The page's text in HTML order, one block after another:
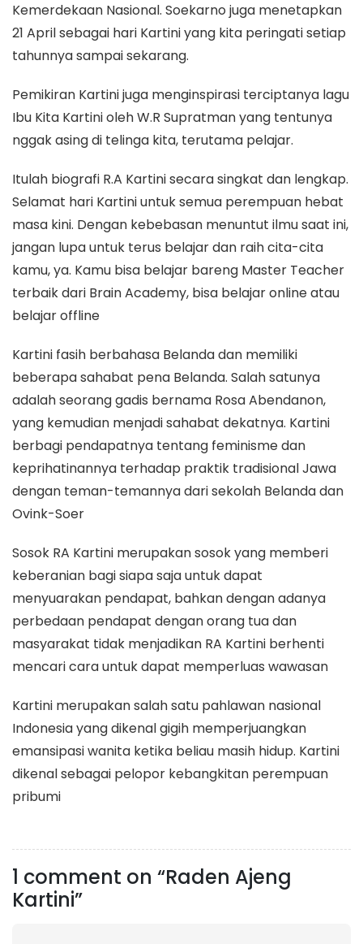
Kemerdekaan Nasional. Soekarno juga menetapkan
21 April sebagai hari Kartini yang kita peringati setiap
tahunnya sampai sekarang.
Pemikiran Kartini juga menginspirasi terciptanya lagu
Ibu Kita Kartini oleh W.R Supratman yang tentunya
nggak asing di telinga kita, terutama pelajar.
Itulah biografi R.A Kartini secara singkat dan lengkap.
Selamat hari Kartini untuk semua perempuan hebat
masa kini. Dengan kebebasan menuntut ilmu saat ini,
jangan lupa untuk terus belajar dan raih cita-cita
kamu, ya. Kamu bisa belajar bareng Master Teacher
terbaik dari Brain Academy, bisa belajar online atau
belajar offline
Kartini fasih berbahasa Belanda dan memiliki
beberapa sahabat pena Belanda. Salah satunya
adalah seorang gadis bernama Rosa Abendanon,
yang kemudian menjadi sahabat dekatnya. Kartini
berbagi pendapatnya tentang feminisme dan
keprihatinannya terhadap praktik tradisional Jawa
dengan teman-temannya dari sekolah Belanda dan
Ovink-Soer
Sosok RA Kartini merupakan sosok yang memberi
keberanian bagi siapa saja untuk dapat
menyuarakan pendapat, bahkan dengan adanya
perbedaan pendapat dengan orang tua dan
masyarakat tidak menjadikan RA Kartini berhenti
mencari cara untuk dapat memperluas wawasan
Kartini merupakan salah satu pahlawan nasional
Indonesia yang dikenal gigih memperjuangkan
emansipasi wanita ketika beliau masih hidup. Kartini
dikenal sebagai pelopor kebangkitan perempuan
pribumi
1 comment on “Raden Ajeng
Kartini”